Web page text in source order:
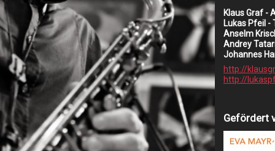
Klaus Graf -
Lukas Pfeil -
Anselm
Andrey
Johannes
http://
http://
Gefördert